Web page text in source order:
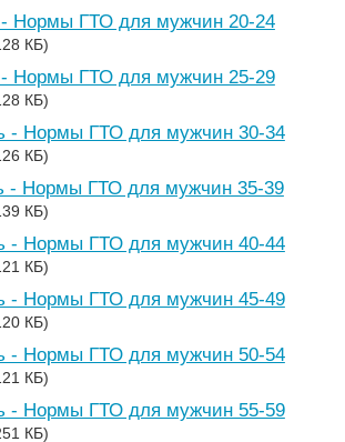
- Нормы ГТО для мужчин 20-24
КБ)
- Нормы ГТО для мужчин 25-29
КБ)
- Нормы ГТО для мужчин 30-34
КБ)
- Нормы ГТО для мужчин 35-39
КБ)
- Нормы ГТО для мужчин 40-44
КБ)
- Нормы ГТО для мужчин 45-49
КБ)
- Нормы ГТО для мужчин 50-54
КБ)
- Нормы ГТО для мужчин 55-59
КБ)